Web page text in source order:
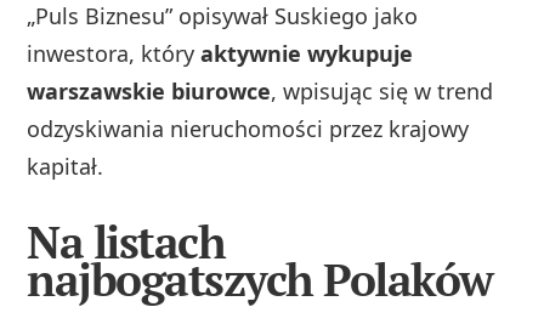
„Puls Biznesu” opisywał Suskiego jako
inwestora, któryaktywnie wykupuje
warszawskie biurowce, wpisując się w trend
odzyskiwania nieruchomości przez krajowy
kapitał.
Na listach
najbogatszych Polaków